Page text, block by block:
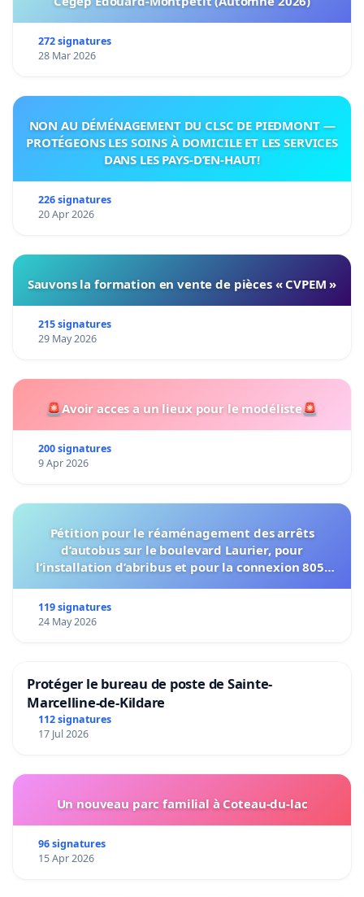
272 signatures
28 Mar 2026
NON AU DÉMÉNAGEMENT DU CLSC DE PIEDMONT —
PROTÉGEONS LES SOINS À DOMICILE ET LES SERVICES
DANS LES PAYS-D’EN-HAUT!
226 signatures
20 Apr 2026
Sauvons la formation en vente de pièces « CVPEM »
215 signatures
29 May 2026
🚨Avoir acces a un lieux pour le modéliste🚨
200 signatures
9 Apr 2026
Pétition pour le réaménagement des arrêts
d’autobus sur le boulevard Laurier, pour
l’installation d’abribus et pour la connexion 805-
119 signatures
24 May 2026
Protéger le bureau de poste de Sainte-
Marcelline-de-Kildare
112 signatures
17 Jul 2026
Un nouveau parc familial à Coteau-du-lac
96 signatures
15 Apr 2026